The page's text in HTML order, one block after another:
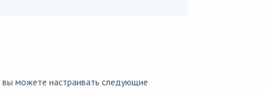
вы можете настраивать следующие